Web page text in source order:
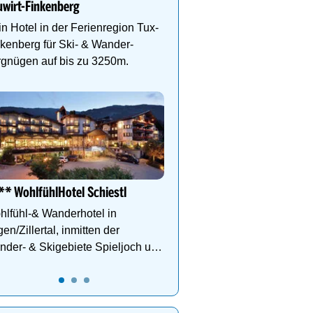
Finkenberg
Hotel in der Ferienregion Tux-
für Ski- & Wander-
auf bis zu 3250m.
WohlfühlHotel Schiestl
& Wanderhotel in
Zillertal, inmitten der
& Skigebiete Spieljoch und